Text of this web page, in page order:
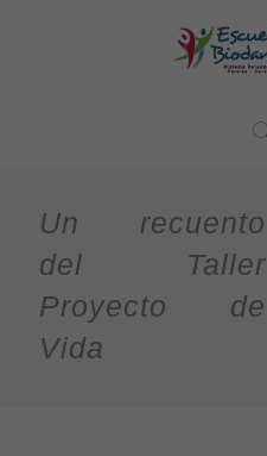
Un recuento
del Taller
Proyecto de
Vida